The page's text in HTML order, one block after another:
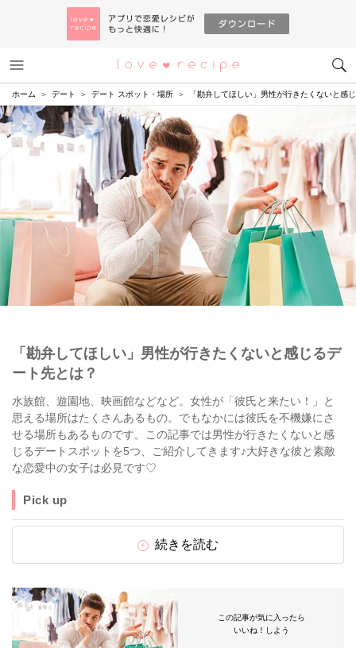
恋愛レシピ
ホーム デート デート スポット・場所 「勘弁してほしい」男性が行きたくないと感
「勘弁してほしい」男性が行きたくないと感じるデ
ート先とは？
水族館、遊園地、映画館などなど。女性が「彼氏と来たい！」と
思える場所はたくさんあるもの。でもなかには彼氏を不機嫌にさ
せる場所もあるものです。この記事では男性が行きたくないと感
じるデートスポットを5つ、ご紹介してきます♪大好きな彼と素敵
な恋愛中の女子は必見です♡
Pick up
続きを読む
この記事が気に入ったら
いいね！しよう